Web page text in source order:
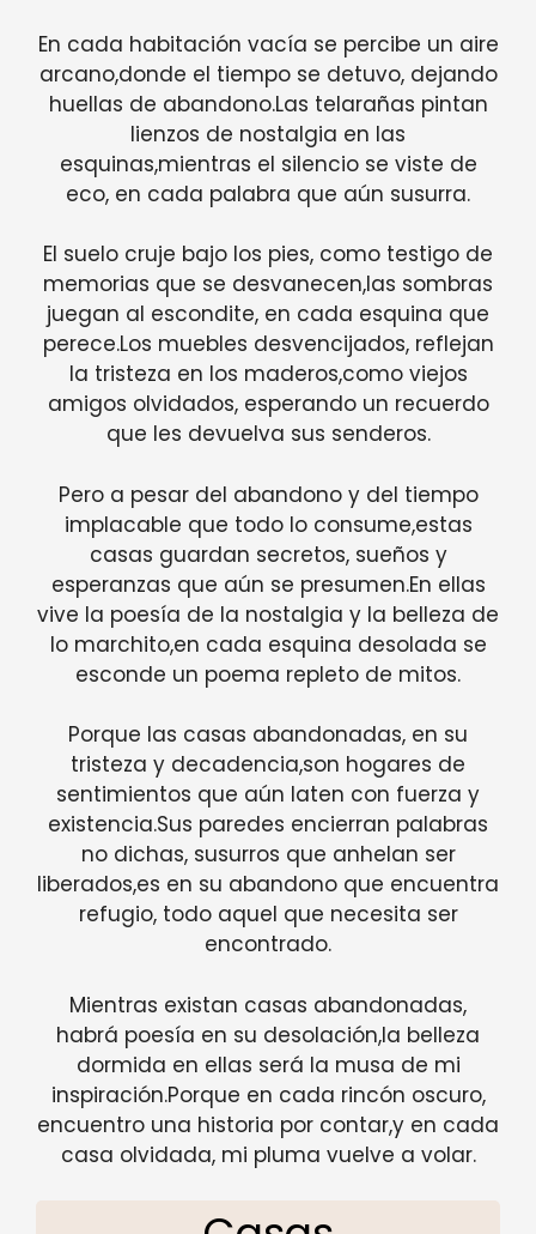
En cada habitación vacía se percibe un aire
arcano,donde el tiempo se detuvo, dejando
huellas de abandono.Las telarañas pintan
lienzos de nostalgia en las
esquinas,mientras el silencio se viste de
eco, en cada palabra que aún susurra.
El suelo cruje bajo los pies, como testigo de
memorias que se desvanecen,las sombras
juegan al escondite, en cada esquina que
perece.Los muebles desvencijados, reflejan
la tristeza en los maderos,como viejos
amigos olvidados, esperando un recuerdo
que les devuelva sus senderos.
Pero a pesar del abandono y del tiempo
implacable que todo lo consume,estas
casas guardan secretos, sueños y
esperanzas que aún se presumen.En ellas
vive la poesía de la nostalgia y la belleza de
lo marchito,en cada esquina desolada se
esconde un poema repleto de mitos.
Porque las casas abandonadas, en su
tristeza y decadencia,son hogares de
sentimientos que aún laten con fuerza y
existencia.Sus paredes encierran palabras
no dichas, susurros que anhelan ser
liberados,es en su abandono que encuentra
refugio, todo aquel que necesita ser
encontrado.
Mientras existan casas abandonadas,
habrá poesía en su desolación,la belleza
dormida en ellas será la musa de mi
inspiración.Porque en cada rincón oscuro,
encuentro una historia por contar,y en cada
casa olvidada, mi pluma vuelve a volar.